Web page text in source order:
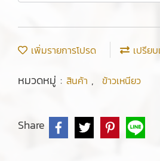
เพิ่มรายการโปรด เปรีย
หมวดหมู่ : สินค้า , ข้าวเหนียว
Share